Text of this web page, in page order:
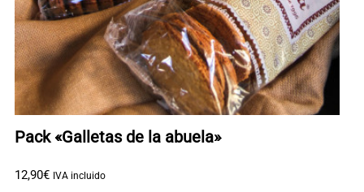
Pack «Galletas de la abuela»
12,90€ IVA incluido